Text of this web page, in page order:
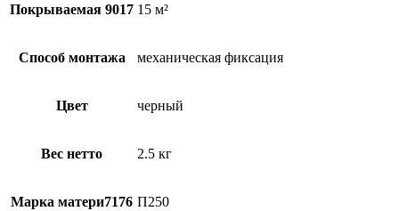
Покрываемая 9017 15 м²
Способ монтажа механическая фиксация
Цвет черный
Вес нетто 2.5 кг
Марка матери7176 П250